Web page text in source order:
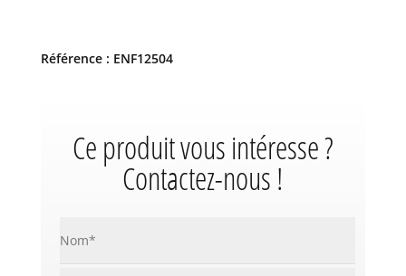
Référence : ENF12504
Ce produit vous intéresse ?
Contactez-nous !